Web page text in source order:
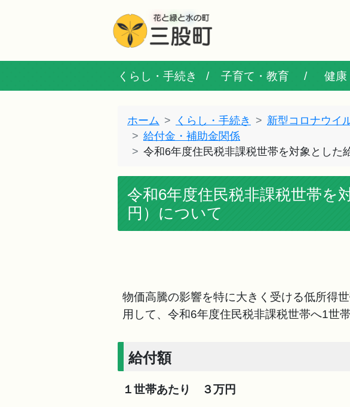
くらし・手続き 子育て・教育 健康
ホーム くらし・手続き
新型コロナウイ
給付金・補助金関係
令和6年度住民税非課税世帯を対象とした
令和6年度住民税非課税世帯を
円）について
物価高騰の影響を特に大きく受ける低所得
用して、令和6年度住民税非課税世帯へ1世
給付額
１世帯あたり ３万円